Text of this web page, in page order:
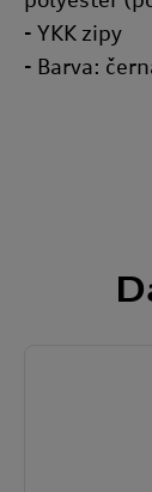
- YKK zipy
- Barva: